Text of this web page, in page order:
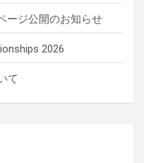
ージ公開のお知らせ
2026
て